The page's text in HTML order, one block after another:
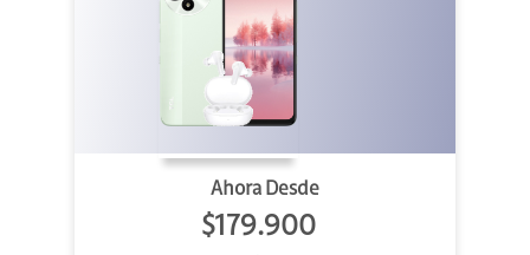
Ahora Desde
$179.900